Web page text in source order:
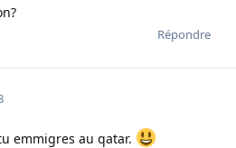
Répondre
emmigres au qatar.